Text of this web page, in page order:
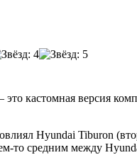
кастомная версия
Hyundai Tiburon
то средним между